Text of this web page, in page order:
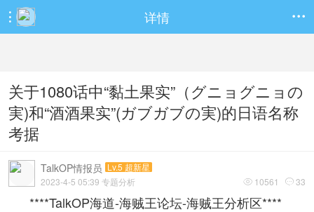
 详情 
关于1080话中“黏土果实”（グニョグニョの
実)和“酒酒果实”(ガブガブの実)的日语名称
考据
TalkOP情报员 Lv.5 超新星
 10561  33
2023-4-5 05:39 专题分析
****TalkOP海道-海贼王论坛-海贼王分析区****